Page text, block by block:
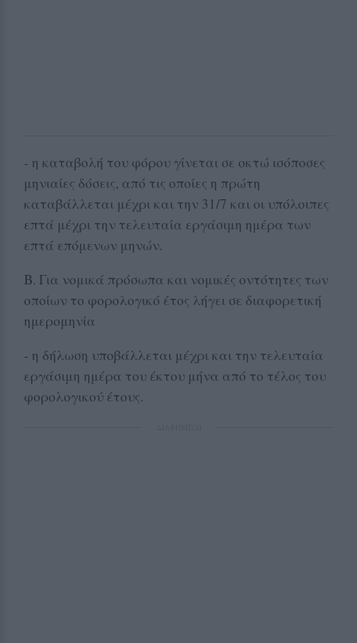
- η καταβολή του φόρου γίνεται σε οκτώ ισόποσες
μηνιαίες δόσεις, από τις οποίες η πρώτη
καταβάλλεται μέχρι και την 31/7 και οι υπόλοιπες
επτά μέχρι την τελευταία εργάσιμη ημέρα των
επτά επόμενων μηνών.
Β. Για νομικά πρόσωπα και νομικές οντότητες των
οποίων το φορολογικό έτος λήγει σε διαφορετική
ημερομηνία
- η δήλωση υποβάλλεται μέχρι και την τελευταία
εργάσιμη ημέρα του έκτου μήνα από το τέλος του
φορολογικού έτους.